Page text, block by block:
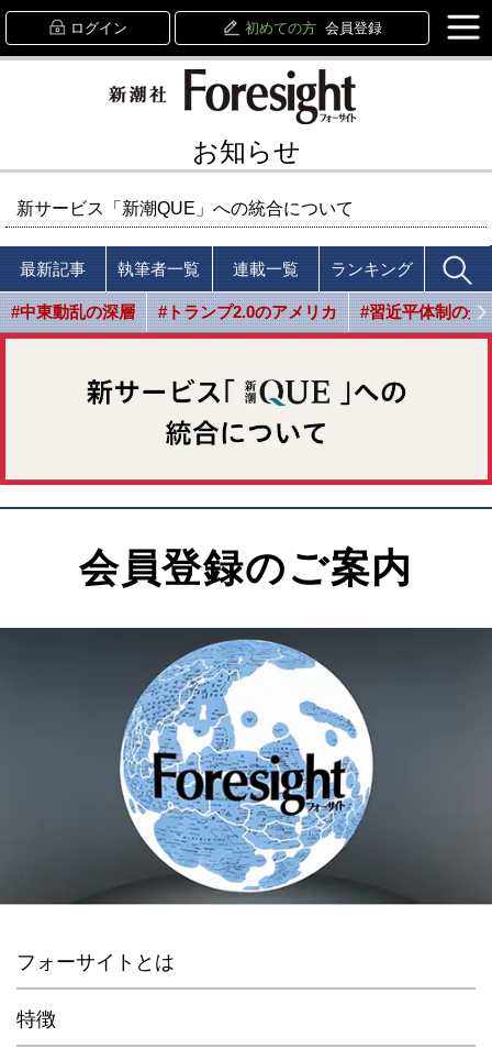
ログイン 初めての方 会員登録
お知らせ
新サービス「新潮QUE」への統合について
最新記事 執筆者一覧 連載一覧 ランキング
#中東動乱の深層 #トランプ2.0のアメリカ #習近平体制の光
会員登録のご案内
フォーサイトとは
特徴